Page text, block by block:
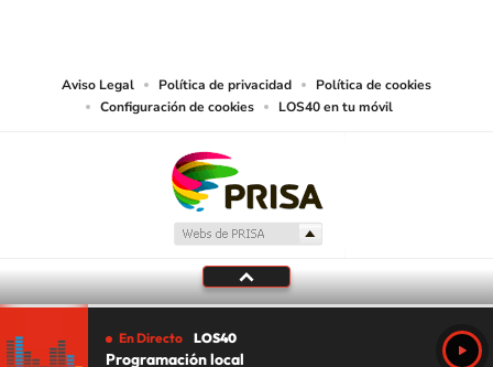
Aviso Legal Política de privacidad
Política de cookies
Configuración de cookies
LOS40 en tu móvil
En Directo LOS40
Programación local